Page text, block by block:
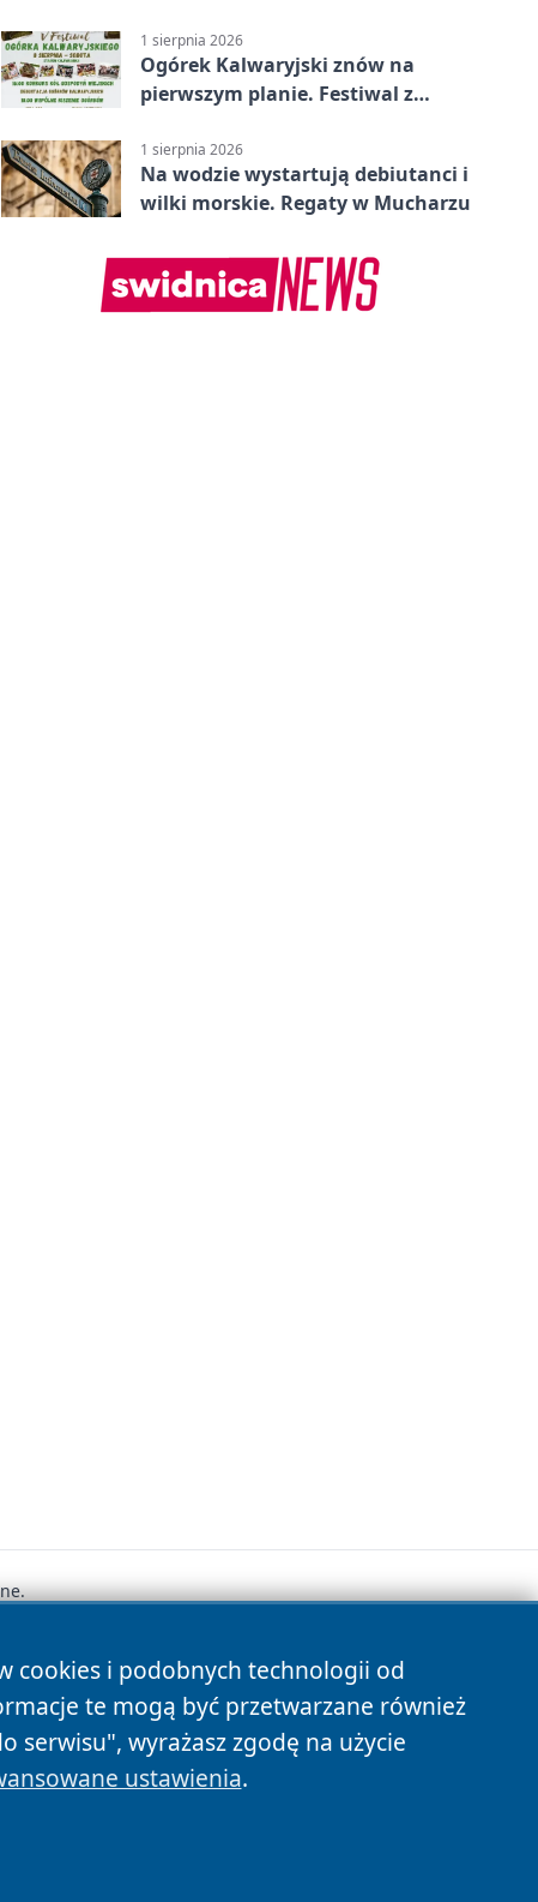
1 sierpnia 2026
Ogórek Kalwaryjski znów na
pierwszym planie. Festiwal z
1 sierpnia 2026
Na wodzie wystartują debiutanci i
wilki morskie. Regaty w Mucharzu
cookies i podobnych technologii od
te mogą być przetwarzane również
serwisu", wyrażasz zgodę na użycie
ustawienia.